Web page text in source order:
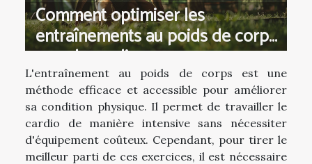
Comment optimiser les
entraînements au poids de corps
pour le cardio
L'entraînement au poids de corps est une
méthode efficace et accessible pour améliorer
sa condition physique. Il permet de travailler le
cardio de manière intensive sans nécessiter
d'équipement coûteux. Cependant, pour tirer le
meilleur parti de ces exercices, il est nécessaire